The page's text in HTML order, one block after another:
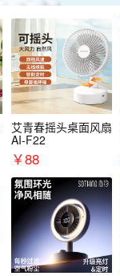
艾青春摇头桌面风扇
AI-F22
￥88